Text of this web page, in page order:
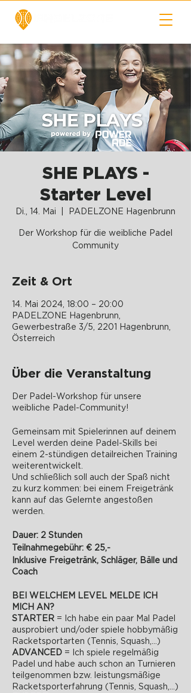
SHE PLAYS -
Starter Level
Di., 14. Mai PADELZONE Hagenbrunn
Der Workshop für die weibliche Padel
Community
Zeit & Ort
14. Mai 2024, 18:00 – 20:00
PADELZONE Hagenbrunn,
Gewerbestraße 3/5, 2201 Hagenbrunn,
Österreich
Über die Veranstaltung
Der Padel-Workshop für unsere
weibliche Padel-Community!
Gemeinsam mit Spielerinnen auf deinem
Level werden deine Padel-Skills bei
einem 2-stündigen detailreichen Training
weiterentwickelt.
Und schließlich soll auch der Spaß nicht
zu kurz kommen: bei einem Freigetränk
kann auf das Gelernte angestoßen
werden.
Dauer: 2 Stunden
Teilnahmegebühr: € 25,-
Inklusive Freigetränk, Schläger, Bälle und
Coach
BEI WELCHEM LEVEL MELDE ICH
MICH AN?
STARTER = Ich habe ein paar Mal Padel
ausprobiert und/oder spiele hobbymäßig
Racketsportarten (Tennis, Squash,...)
ADVANCED = Ich spiele regelmäßig
Padel und habe auch schon an Turnieren
teilgenommen bzw. leistungsmäßige
Racketsporterfahrung (Tennis, Squash,...)